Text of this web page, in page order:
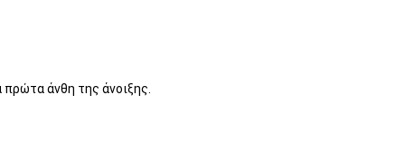
πρώτα άνθη της άνοιξης.